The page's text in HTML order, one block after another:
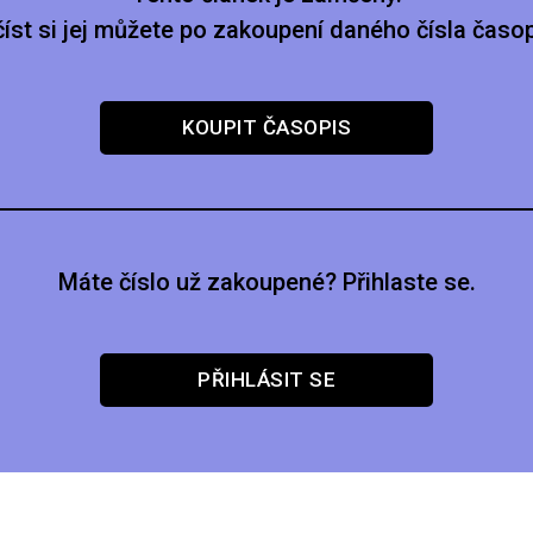
si jej můžete po zakoupení daného čísla
KOUPIT ČASOPIS
Máte číslo už zakoupené? Přihlaste se.
PŘIHLÁSIT SE